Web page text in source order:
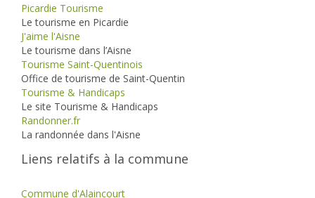
Picardie Tourisme
Le tourisme en Picardie
J'aime l'Aisne
Le tourisme dans l’Aisne
Tourisme Saint-Quentinois
Office de tourisme de Saint-Quentin
Tourisme & Handicaps
Le site Tourisme & Handicaps
Randonner.fr
La randonnée dans l'Aisne
Liens relatifs à la commune
Commune d'Alaincourt